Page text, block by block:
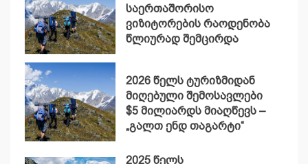
საერთაშორისო
ვიზიტორების რაოდენობა
წლიურად შემცირდა
2026 წელს ტურიზმიდან
მიღებული შემოსავლები
$5 მილიარდს მიაღწევს –
„გალთ ენდ თაგარტი“
2025 წელს